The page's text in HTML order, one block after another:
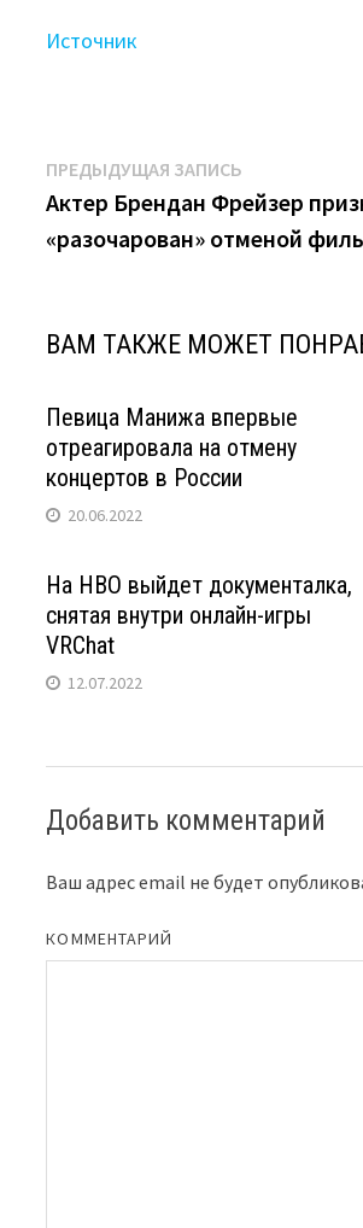
Источник
Навигация
по
записям
ПРЕДЫДУЩАЯ ЗАПИСЬ
запись:
Актер Брендан Фрейзер
«разочарован» отменой
ВАМ ТАКЖЕ МОЖЕТ
Певица Манижа впервые
отреагировала на отмену
концертов в России
20.06.2022
На HBO выйдет документалка,
снятая внутри онлайн-игры
VRChat
12.07.2022
Добавить комментарий
Ваш адрес email не будет
КОММЕНТАРИЙ